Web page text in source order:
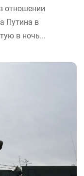
отношении
Путина в
в ночь...